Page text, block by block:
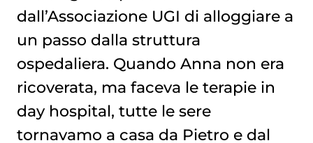
dall’Associazione UGI di alloggiare a
un passo dalla struttura
ospedaliera. Quando Anna non era
ricoverata, ma faceva le terapie in
day hospital, tutte le sere
tornavamo a casa da Pietro e dal